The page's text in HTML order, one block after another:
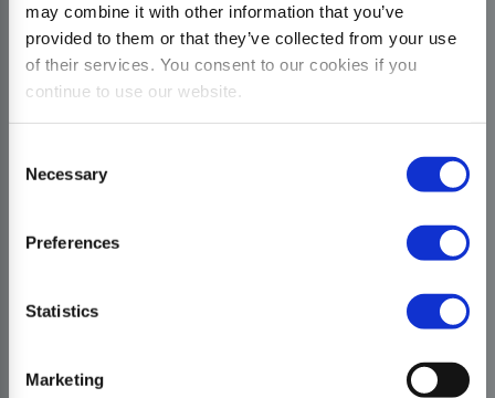
may combine it with other information that you’ve
provided to them or that they’ve collected from your use
of their services. You consent to our cookies if you
continue to use our website.
Selection
Necessary
Preferences
Statistics
Marketing